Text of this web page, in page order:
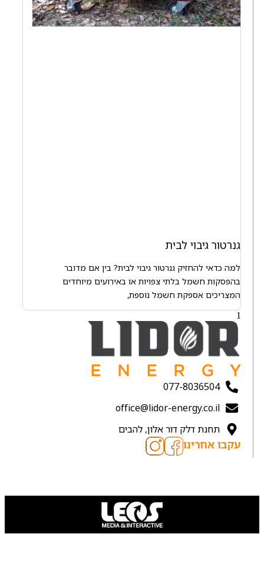
גנרטור גיבוי לבית
למה כדאי להחזיק גנרטור גיבוי לבית? בין אם מדובר
בהפסקות חשמל בלתי צפויות או באירועים מיוחדים
המצריכים אספקת חשמל נוספת,
077-8036504
office@lidor-energy.co.il
תחנת דלק דור אלון, להבים
עקבו אחרינו